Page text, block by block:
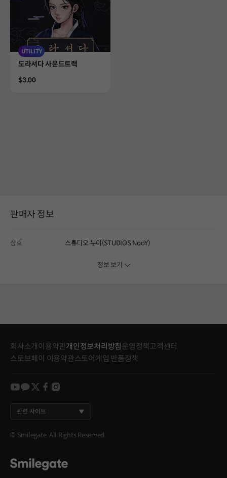
UTILITY
Product
도라셔다 사운드트랙
Price
$3.00
판매자 정보
상호 스튜디오 누이(STUDIOS NooY)
정보 보기
회사소개이용약관개인정보처리방침 운영정책고객센터
스토브페이 이용약관스토어게임 반품정책
youtube
kakao
twitter
facebook
instagram
관련 사이트
© Smilegate. All Rights Reserved.